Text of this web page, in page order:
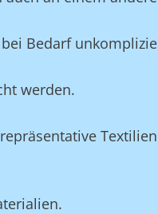
Bedarf
werden.